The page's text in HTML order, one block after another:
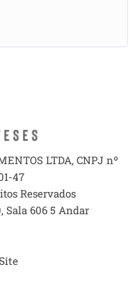
LTDA, CNPJ nº
47
Reservados
Sala 606 5 Andar